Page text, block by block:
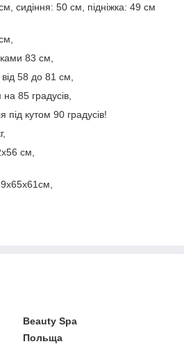
сидіння: 50 см, підніжка: 49 см
83 см,
58 до 81 см,
85 градусів,
під кутом 90 градусів!
см,
Beauty Spa
Польща